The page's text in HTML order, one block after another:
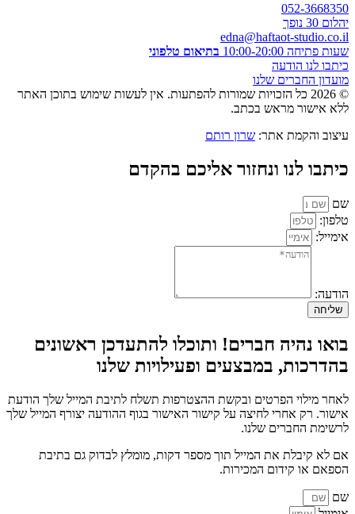
052-3668350
יהלום 30 נופך
edna@haftaot-studio.co.il
שעות פתיחה 10:00-20:00
בתיאום טלפוני
כיתבו לנו הודעה
מועדון החברים שלנו
© 2026 כל הזכויות שמורות להפתעות. אין לעשות שימוש בתוכן האתר
ללא אישור מראש בכתב.
עיצוב והקמת אתר: שרון רותם
כיתבו לנו ונחזור אליכם בהקדם
שם
טלפון:
אימייל:
הודעה:
שליחה
בואו נהיה חברים! ותוכלו להתעדכן ראשונים
בהדרכות, במבצעים ופעילויות שלנו
לאחר מילוי הפרטים ובקשת ההצטרפות תשלח לתיבת המייל שלך הודעת
אישור. רק אחרי לחיצה על קישור האישור בגוף ההודעה יצורף המייל שלך
לרשימת החברים שלנו.
אם לא קיבלת את המייל תוך מספר דקות, מומלץ לבדוק גם בתיבת
הספאם או קידום המכירות.
שם